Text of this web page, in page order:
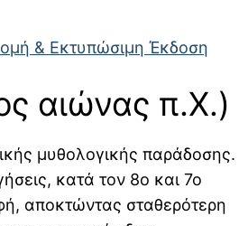
& Εκτυπώσιμη Έκδοση
αιώνας π.Χ.)
μυθολογικής παράδοσης.
κατά τον 8ο και 7ο
αποκτώντας σταθερότερη